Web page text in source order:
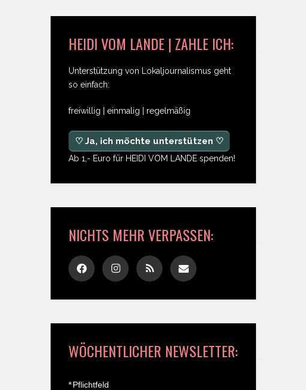
HEIDI VOM LANDE | ZAHLE ICH:
Unterstützung von Lokaljournalismus geht
so einfach:
freiwillig | einmalig | regelmäßig
♡ Ja, ich möchte unterstützen ♡
Ab 1,- Euro für HEIDI VOM LANDE spenden!
NICHTS MEHR VERPASSEN:
WÖCHENTLICHER NEWSLETTER:
*Pflichtfeld